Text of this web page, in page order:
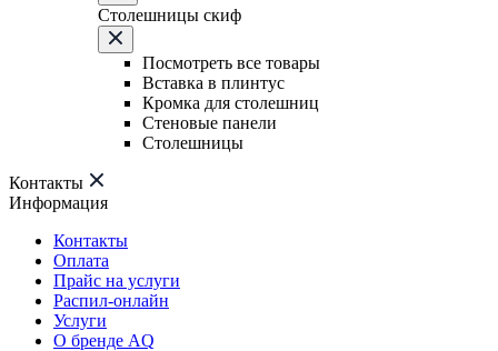
Столешницы скиф
Посмотреть все товары
Вставка в плинтус
Кромка для столешниц
Стеновые панели
Столешницы
Контакты
Информация
Контакты
Оплата
Прайс на услуги
Распил-онлайн
Услуги
О бренде AQ